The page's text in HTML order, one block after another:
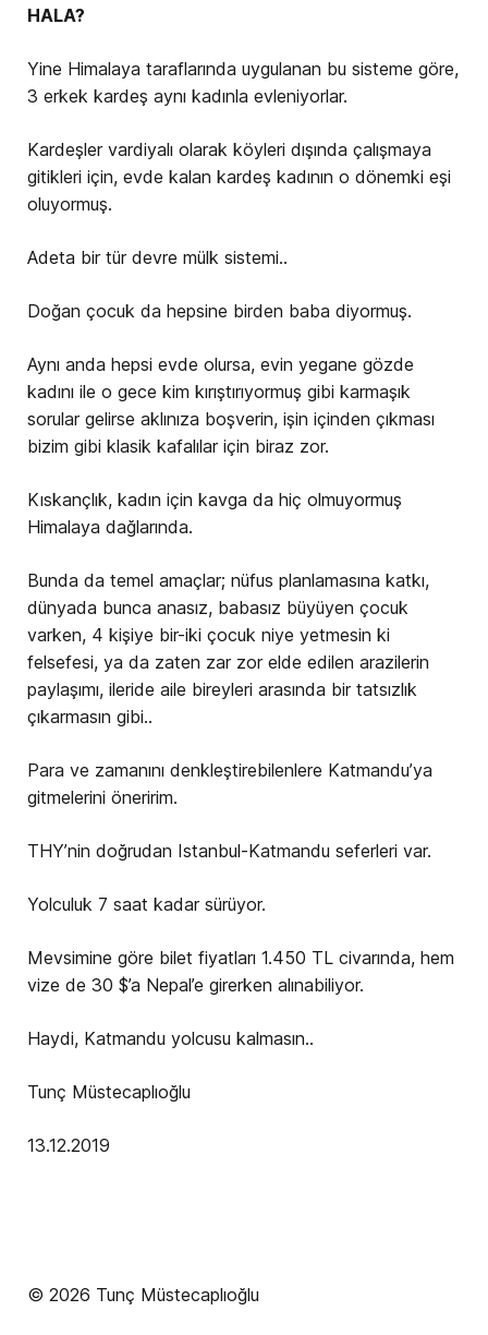
HALA?
Yine Himalaya taraflarında uygulanan bu sisteme göre,
3 erkek kardeş aynı kadınla evleniyorlar.
Kardeşler vardiyalı olarak köyleri dışında çalışmaya
gitikleri için, evde kalan kardeş kadının o dönemki eşi
oluyormuş.
Adeta bir tür devre mülk sistemi..
Doğan çocuk da hepsine birden baba diyormuş.
Aynı anda hepsi evde olursa, evin yegane gözde
kadını ile o gece kim kırıştırıyormuş gibi karmaşık
sorular gelirse aklınıza boşverin, işin içinden çıkması
bizim gibi klasik kafalılar için biraz zor.
Kıskançlık, kadın için kavga da hiç olmuyormuş
Himalaya dağlarında.
Bunda da temel amaçlar; nüfus planlamasına katkı,
dünyada bunca anasız, babasız büyüyen çocuk
varken, 4 kişiye bir-iki çocuk niye yetmesin ki
felsefesi, ya da zaten zar zor elde edilen arazilerin
paylaşımı, ileride aile bireyleri arasında bir tatsızlık
çıkarmasın gibi..
Para ve zamanını denkleştirebilenlere Katmandu’ya
gitmelerini öneririm.
THY’nin doğrudan Istanbul-Katmandu seferleri var.
Yolculuk 7 saat kadar sürüyor.
Mevsimine göre bilet fiyatları 1.450 TL civarında, hem
vize de 30 $’a Nepal’e girerken alınabiliyor.
Haydi, Katmandu yolcusu kalmasın..
Tunç Müstecaplıoğlu
13.12.2019
© 2026 Tunç Müstecaplıoğlu